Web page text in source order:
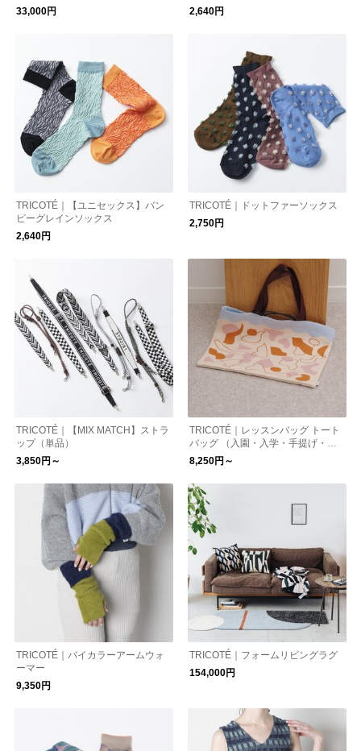
33,000円
2,640円
TRICOTÉ｜【ユニセックス】バン
ピーグレインソックス
2,640円
TRICOTÉ｜ドットファーソックス
2,750円
TRICOTÉ｜【MIX MATCH】ストラ
ップ（単品）
3,850円～
TRICOTÉ｜レッスンバッグ トート
バッグ （入園・入学・手提げ・絵
本袋）
8,250円～
TRICOTÉ｜バイカラーアームウォ
ーマー
9,350円
TRICOTÉ｜フォームリビングラグ
154,000円